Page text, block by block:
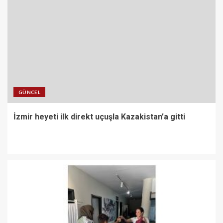
GÜNCEL
İzmir heyeti ilk direkt uçuşla Kazakistan’a gitti